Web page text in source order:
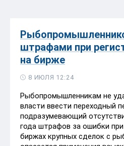
штрафами при
на бирже
8 ИЮЛЯ 12:24
Рыбопромышленникам не
власти ввести переходный
подразумевающий
года штрафов за ошибки при
биржах крупных сделок с